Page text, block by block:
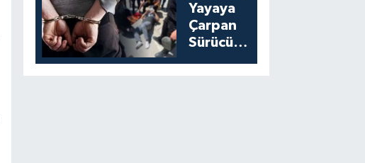
Yayaya
Çarpan
Sürücü